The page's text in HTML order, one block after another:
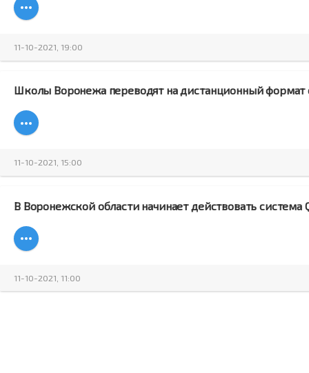
11-10-2021, 19:00
Школы Воронежа переводят на дистанционный формат
11-10-2021, 15:00
В Воронежской области начинает действовать система
11-10-2021, 11:00